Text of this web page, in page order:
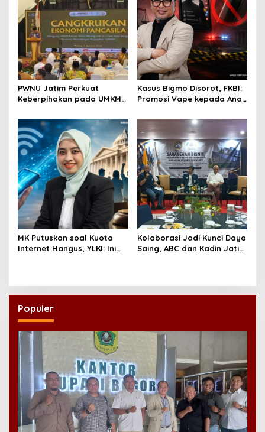
PWNU Jatim Perkuat
Keberpihakan pada UMKM
Kasus Bigmo Disorot, FKBI:
Promosi Vape kepada Anak
Pidana
MK Putuskan soal Kuota
Internet Hangus, YLKI: Ini
Kolaborasi Jadi Kunci Daya
Saing, ABC dan Kadin Jatim
Populer